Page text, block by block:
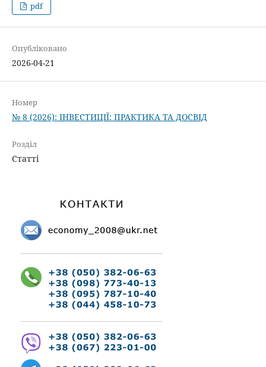
pdf
Опубліковано
2026-04-21
Номер
№ 8 (2026): ІНВЕСТИЦІЇ: ПРАКТИКА ТА ДОСВІД
Розділ
Статті